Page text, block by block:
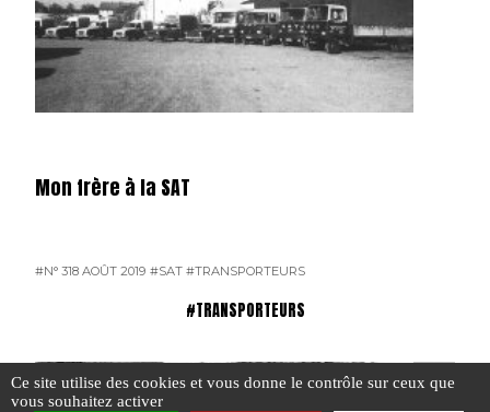
Mon frère à la SAT
#N° 318 AOÛT 2019 #SAT #TRANSPORTEURS
#TRANSPORTEURS
Ce site utilise des cookies et vous donne le contrôle sur ceux que
vous souhaitez activer